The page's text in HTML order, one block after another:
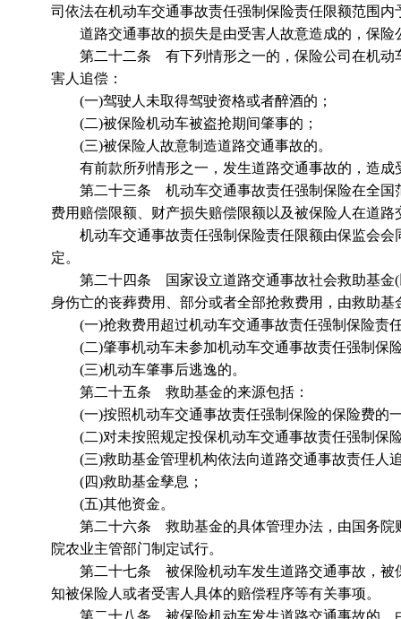
司依法在机动车交通事故责任强制保险责任限额范围内
道路交通事故的损失是由受害人故意造成的，保险
第二十二条 有下列情形之一的，保险公司在机动
害人追偿：
(一)驾驶人未取得驾驶资格或者醉酒的；
(二)被保险机动车被盗抢期间肇事的；
(三)被保险人故意制造道路交通事故的。
有前款所列情形之一，发生道路交通事故的，造成
第二十三条 机动车交通事故责任强制保险在全国
费用赔偿限额、财产损失赔偿限额以及被保险人在道
机动车交通事故责任强制保险责任限额由保监会会
定。
第二十四条 国家设立道路交通事故社会救助基金(
身伤亡的丧葬费用、部分或者全部抢救费用，由救助
(一)抢救费用超过机动车交通事故责任强制保险责
(二)肇事机动车未参加机动车交通事故责任强制保
(三)机动车肇事后逃逸的。
第二十五条 救助基金的来源包括：
(一)按照机动车交通事故责任强制保险的保险费的
(二)对未按照规定投保机动车交通事故责任强制保
(三)救助基金管理机构依法向道路交通事故责任人
(四)救助基金孳息；
(五)其他资金。
第二十六条 救助基金的具体管理办法，由国务院
院农业主管部门制定试行。
第二十七条 被保险机动车发生道路交通事故，被
知被保险人或者受害人具体的赔偿程序等有关事项。